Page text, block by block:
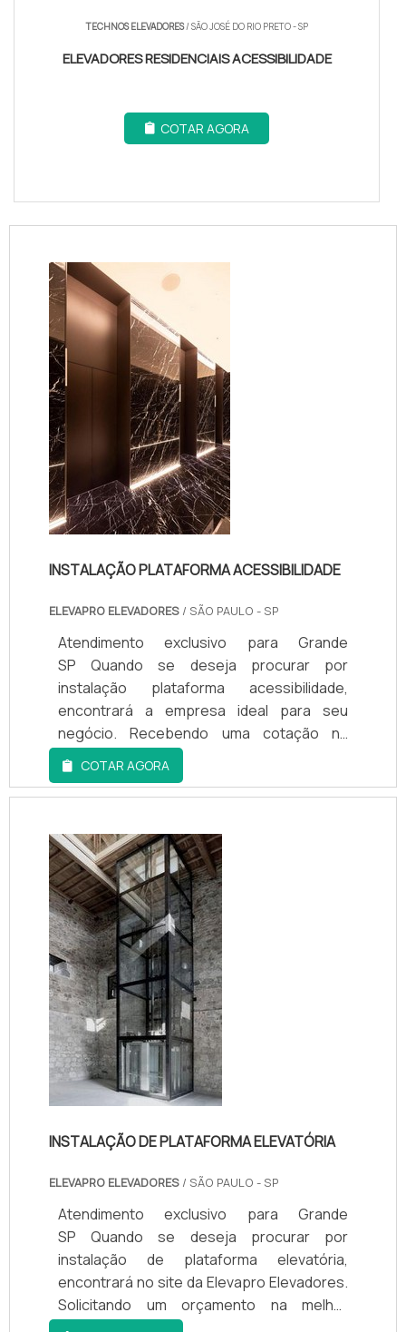
TECHNOS ELEVADORES/ SÃO JOSÉ DO RIO PRETO - SP
ELEVADORES RESIDENCIAIS ACESSIBILIDADE
COTAR AGORA
INSTALAÇÃO PLATAFORMA ACESSIBILIDADE
ELEVAPRO ELEVADORES / SÃO PAULO - SP
Atendimento exclusivo para Grande
SP Quando se deseja procurar por
instalação plataforma acessibilidade,
encontrará a empresa ideal para seu
negócio. Recebendo uma cotação na
melhor empresa do segmento e
conhecendo a melhor referência em
qualidade.Quando o assunto é instalação
Elevadores receberá proteção com
comprometimento com os resultados dos
consumidores.OUTRAS INFORMAÇÕES
SOBRE INSTALAÇÃO ...
COTAR AGORA
INSTALAÇÃO DE PLATAFORMA ELEVATÓRIA
ELEVAPRO ELEVADORES / SÃO PAULO - SP
Atendimento exclusivo para Grande
SP Quando se deseja procurar por
instalação de plataforma elevatória,
encontrará no site da Elevapro Elevadores.
Solicitando um orçamento na melhor
empresa do segmento e achando a líder da